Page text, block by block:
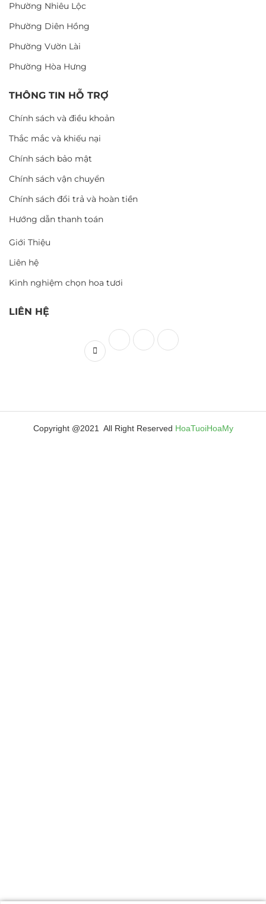
Phường Nhiêu Lộc
Phường Diên Hồng
Phường Vườn Lài
Phường Hòa Hưng
THÔNG TIN HỖ TRỢ
Chính sách và điều khoản
Thắc mắc và khiếu nại
Chính sách bảo mật
Chính sách vận chuyển
Chính sách đổi trả và hoàn tiền
Hướng dẫn thanh toán
Giới Thiệu
Liên hệ
Kinh nghiệm chọn hoa tươi
LIÊN HỆ
Copyright @2021 All Right Reserved HoaTuoiHoaMy